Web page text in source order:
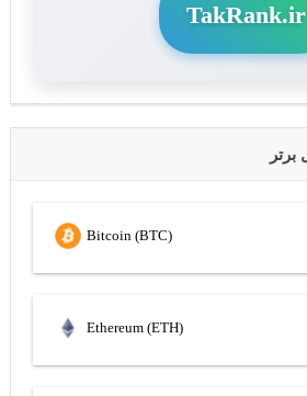
TakRank.ir
Bitcoin (BTC)
Ethereum (ETH)